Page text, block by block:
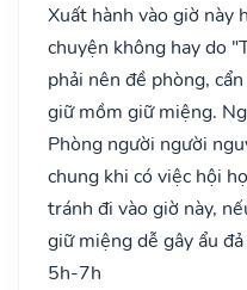
Xuất hành vào giờ này
chuyện không hay do
phải nên đề phòng,
giữ mồm giữ miệng.
Phòng người người
chung khi có việc hội
tránh đi vào giờ này,
giữ miệng dễ gây ẩu đả
5h-7h